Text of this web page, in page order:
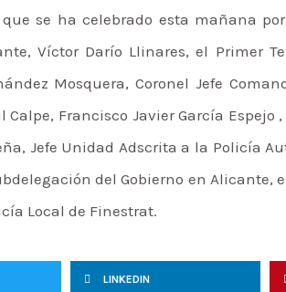
se ha celebrado esta mañana
Víctor Darío Llinares, el Primer
Mosquera, Coronel Jefe
Francisco Javier García
Jefe Unidad Adscrita a la Policía
del Gobierno en Alicante,
Local de Finestrat.
LINKEDIN